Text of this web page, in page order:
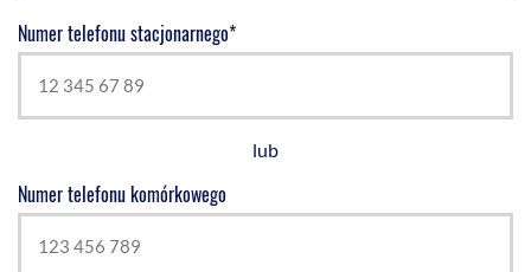
Numer telefonu stacjonarnego*
lub
Numer telefonu komórkowego